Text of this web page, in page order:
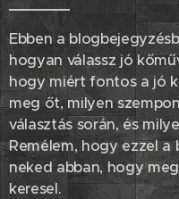
Ebben a
hogyan válassz jó
hogy miért fontos a jó
meg őt, milyen
választás során, és
Remélem, hogy ezzel
neked abban, hogy
keresel.